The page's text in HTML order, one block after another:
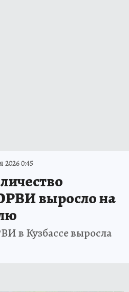
0:45
выросло на
в Кузбассе выросла